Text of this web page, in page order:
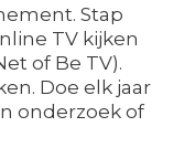
Stap
TV kijken
of Be TV).
Doe elk jaar
onderzoek of